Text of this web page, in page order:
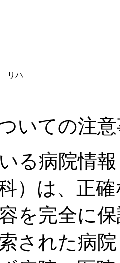
ハ
いての注
る病院情
）は、正
を完全に
された病